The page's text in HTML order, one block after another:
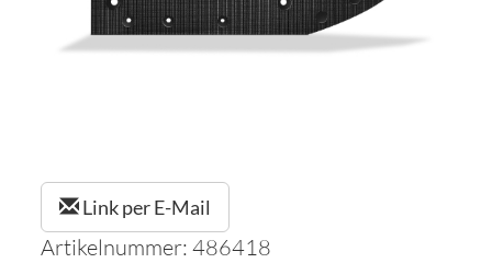
Link per E-Mail
Artikelnummer: 486418